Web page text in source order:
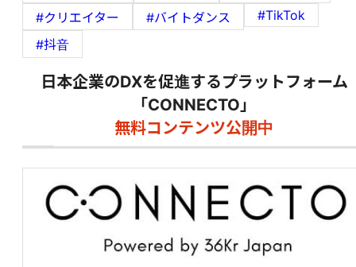
#クリエイター
#バイトダンス
#TikTok
#抖音
日本企業のDXを促進するプラットフォーム
「CONNECTO」
無料コンテンツ公開中